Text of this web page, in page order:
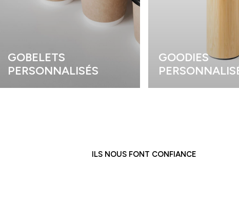
GOBELETS
PERSONNALISÉS
GOODIES
ILS NOUS FONT CONFIANCE